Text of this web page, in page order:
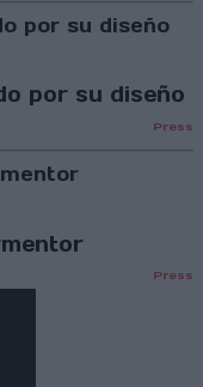
por su diseño
Press
Press